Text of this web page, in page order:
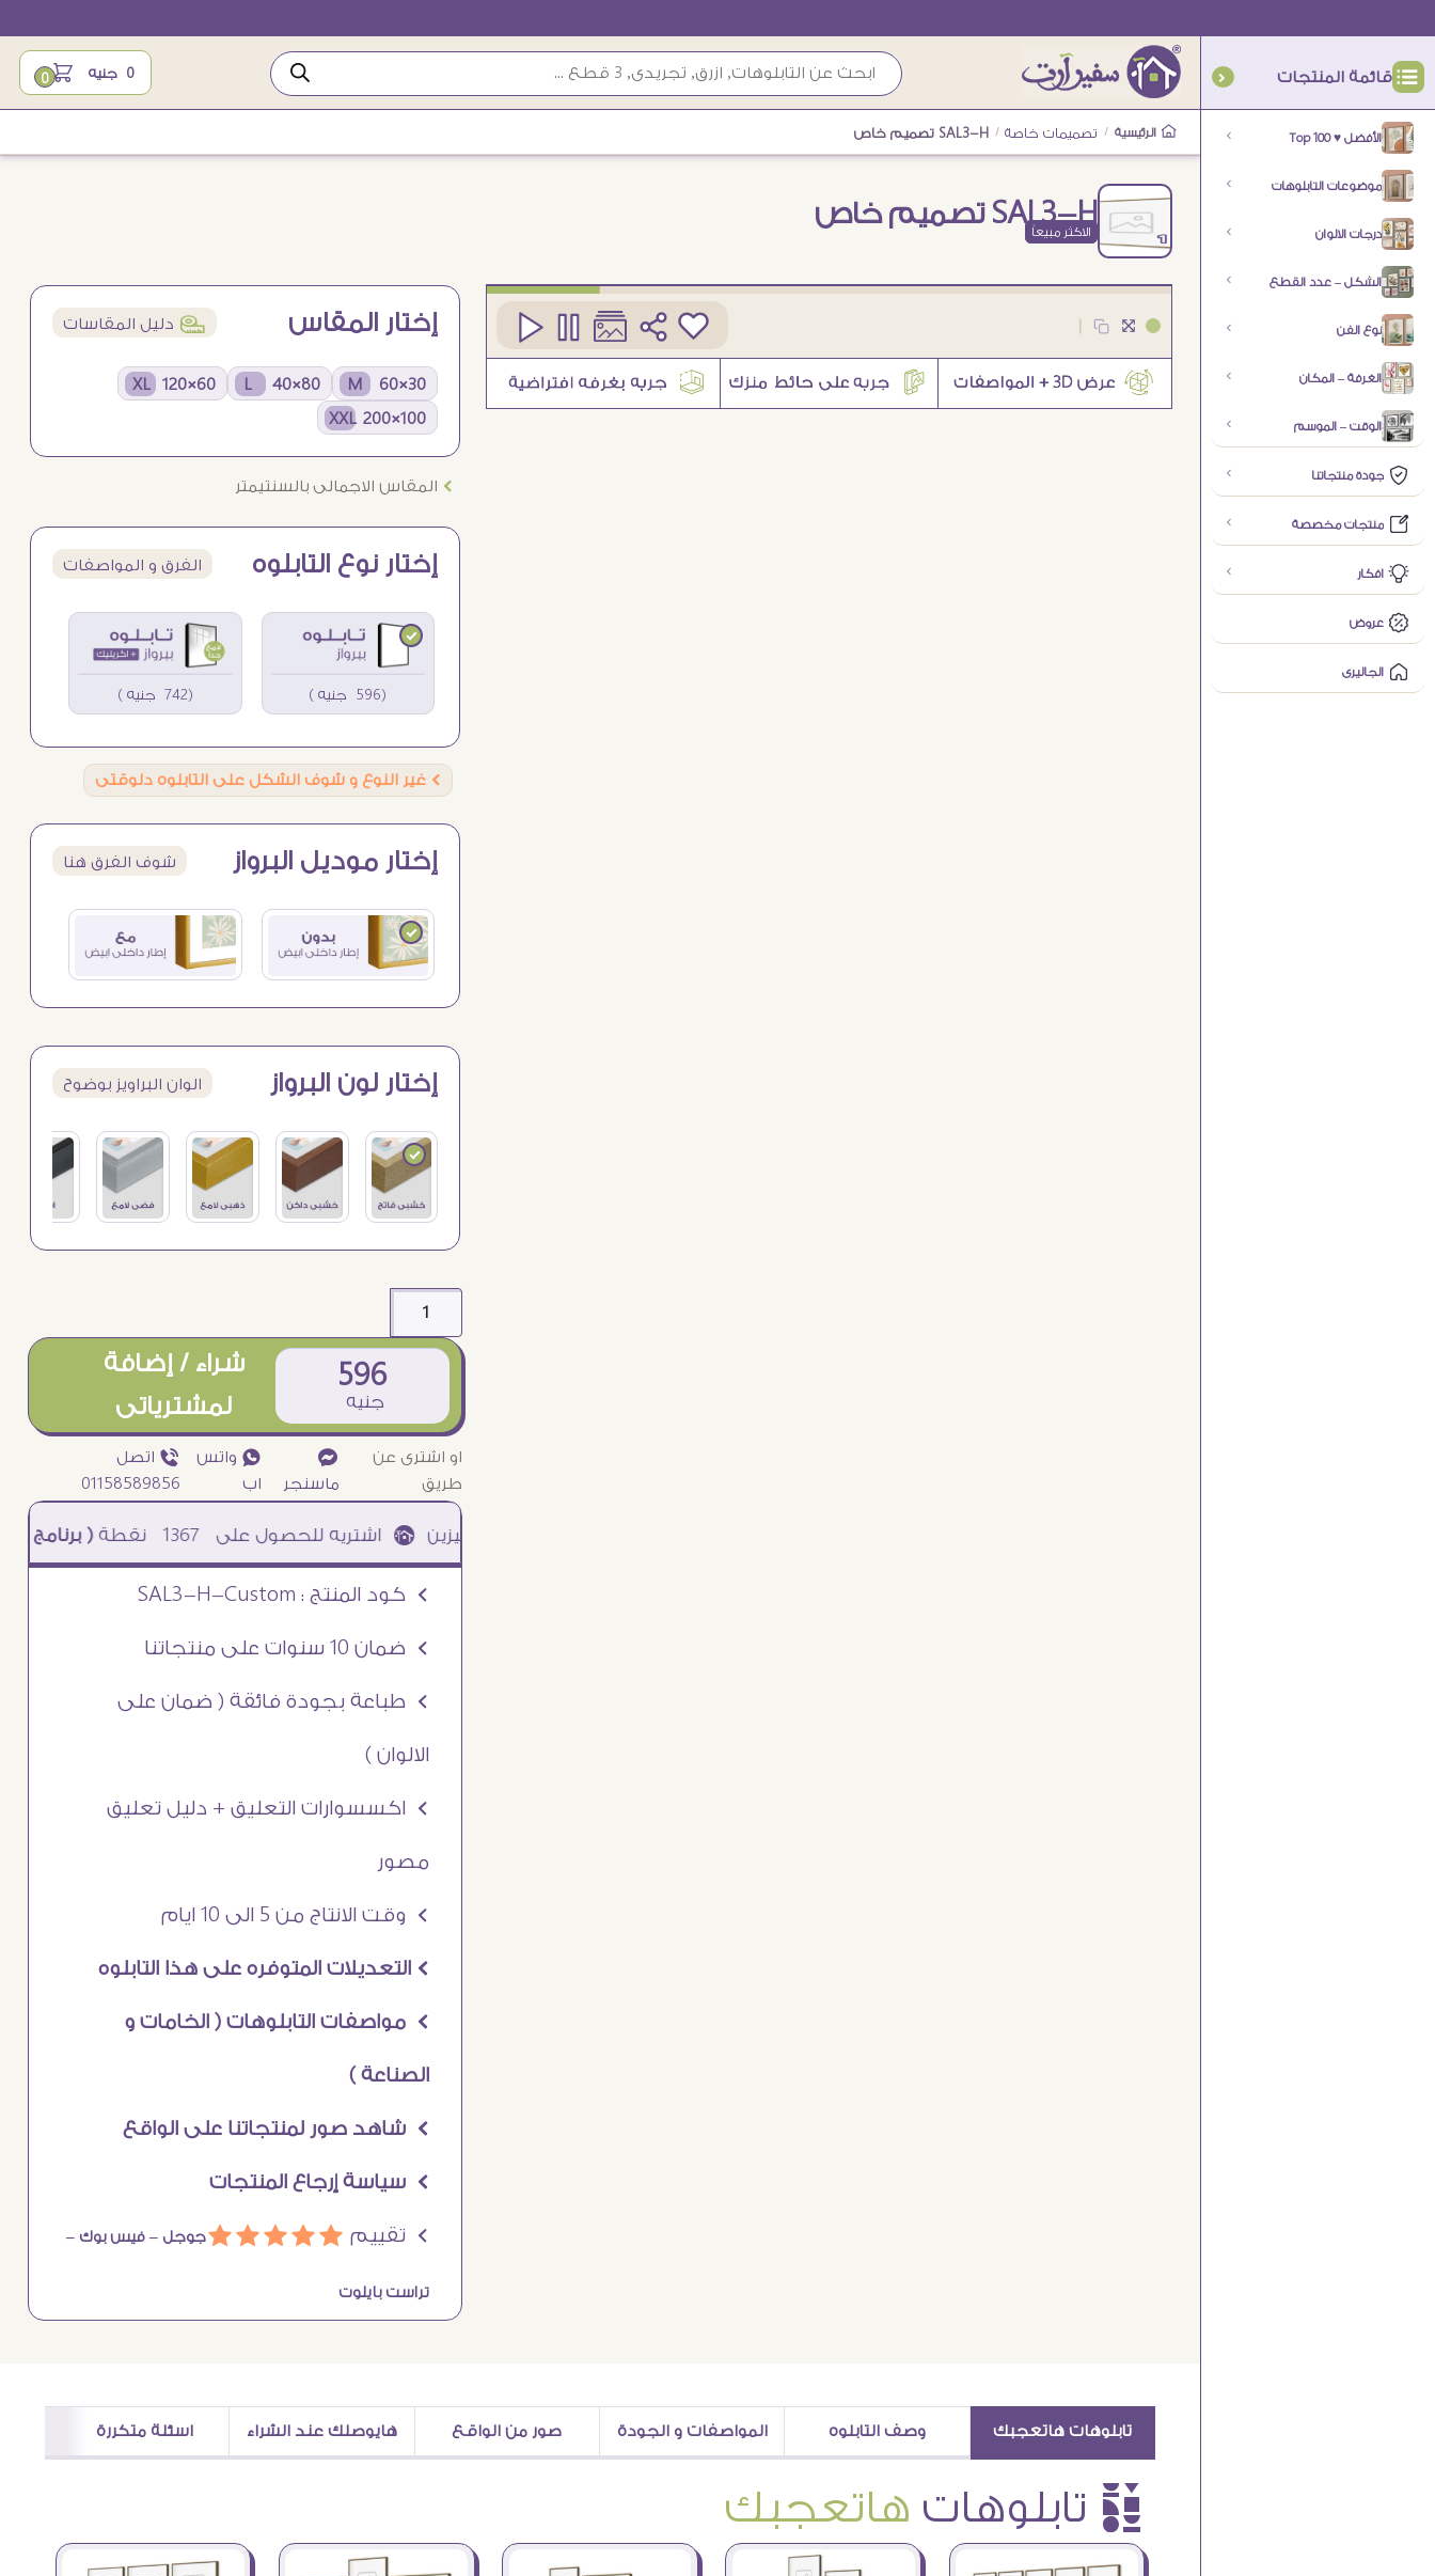
قائمة المنتجات
الأفضل ♥ Top 100
موضوعات التابلوهات
درجات الالوان
الشكل – عدد القطع
نوع الفن
الغرفة – المكان
الوقت – الموسم
جودة منتجاتنا
منتجات مخصصة
افكار
عروض
الجاليرى
0 جنيه 0
الرئيسية / تصميمات خاصة / SAL3-H تصميم خاص
SAL3-H تصميم خاص
الاكثر مبيعاً
إختار المقاس í دليل المقاسات
30×60 M
80×40 L
60×120 XL
100×200 XXL
Ö المقاس الاجمالى بالسنتيمتر
إختار نوع التابلوه الفرق و المواصفات
(596 جنيه ) (742 جنيه )
Ö غير النوع و شوف الشكل على التابلوه دلوقتى
إختار موديل البرواز شوف الفرق هنا
إختار لون البرواز الوان البراويز بوضوح
596
جنيه
شراء / إضافة
لمشترياتى
او اشترى عن
طريق
¥
ماسنجر
₧ واتس
اب
ƒ اتصل
01158589856
1367 نقطة( برنامج نقاطى )à خصم 5% للعملاء الجدد à شحن مجانى عند الشراء ب 4000 جنيه à
Ö كود المنتج : SAL3-H-Custom
Ö ضمان 10 سنوات على منتجاتنا
Ö طباعة بجودة فائقة ( ضمان على
الالوان )
Ö اكسسوارات التعليق + دليل تعليق
مصور
Ö وقت الانتاج من 5 الى 10 ايام
Ö التعديلات المتوفره على هذا التابلوه
Ö مواصفات التابلوهات ( الخامات و
الصناعة )
Ö شاهد صور لمنتجاتنا على الواقع
Ö سياسة إرجاع المنتجات
Ö تقييم áááááجوجل – فيس بوك –
تراست بايلوت
تابلوهات هاتعجبك وصف التابلوه المواصفات و الجودة صور من الواقع هايوصلك عند الشراء اسئلة متكررة
è تابلوهات هاتعجبك